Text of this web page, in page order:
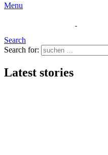
Menu
Search
Search for:
Latest stories